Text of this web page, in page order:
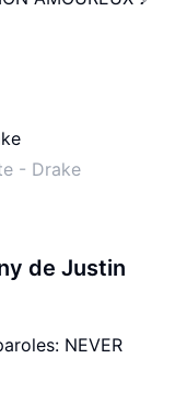
- Drake
de Justin
NEVER